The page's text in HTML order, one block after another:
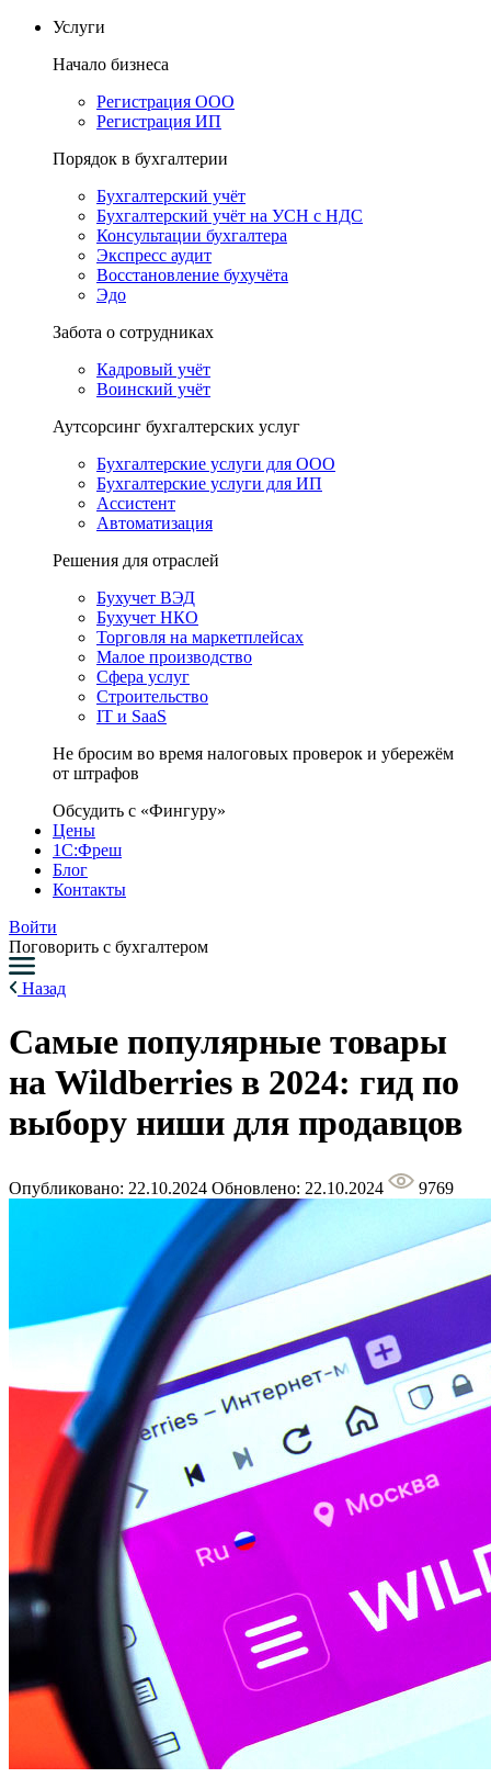
Услуги
Начало бизнеса
Регистрация ООО
Регистрация ИП
Порядок в бухгалтерии
Бухгалтерский учёт
Бухгалтерский учёт на УСН с НДС
Консультации бухгалтера
Экспресс аудит
Восстановление бухучёта
Эдо
Забота о сотрудниках
Кадровый учёт
Воинский учёт
Аутсорсинг бухгалтерских услуг
Бухгалтерские услуги для ООО
Бухгалтерские услуги для ИП
Ассистент
Автоматизация
Решения для отраслей
Бухучет ВЭД
Бухучет НКО
Торговля на маркетплейсах
Малое производство
Сфера услуг
Строительство
IT и SaaS
Не бросим во время налоговых проверок и убережём
от штрафов
Обсудить с «Фингуру»
Цены
1С:Фреш
Блог
Контакты
Войти
Поговорить с бухгалтером
Назад
Самые популярные товары
на Wildberries в 2024: гид по
выбору ниши для продавцов
Опубликовано: 22.10.2024 Обновлено: 22.10.2024 9769